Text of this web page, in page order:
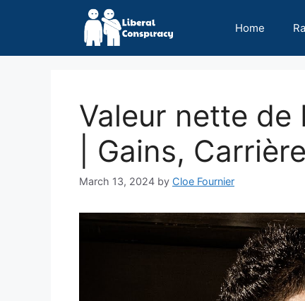
Home
Valeur nette de
| Gains,
March 13, 2024 by Cloe Fournier